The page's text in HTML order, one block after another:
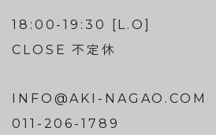
18:00-19:30 [L.O]
CLOSE 不定休
INFO@AKI-NAGAO.COM
011-206-1789